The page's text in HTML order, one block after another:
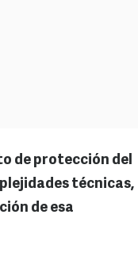
de protección del
técnicas,
de esa